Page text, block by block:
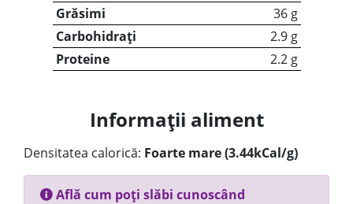
Grăsimi
36 g
Carbohidrați
2.9 g
Proteine
2.2 g
Informații aliment
Densitatea calorică: Foarte mare (3.44kCal/g)
Află cum poți slăbi cunoscând